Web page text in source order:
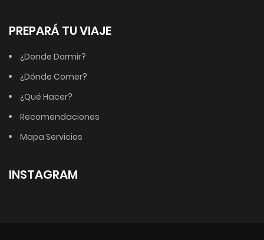
PREPARÁ TU VIAJE
¿Donde Dormir?
¿Dónde Comer?
¿Qué Hacer?
Recomendaciones
Mapa Servicios
INSTAGRAM